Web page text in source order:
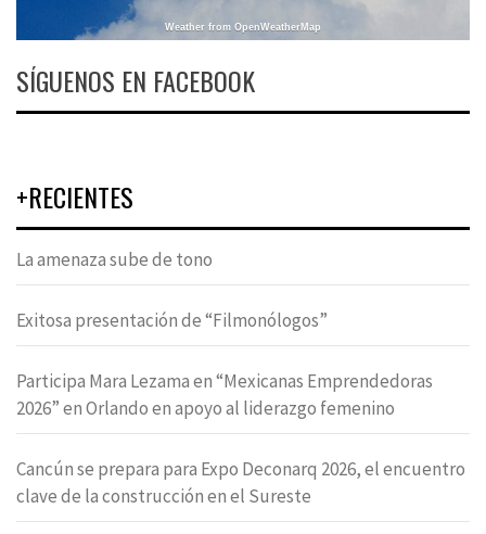
Weather from OpenWeatherMap
SÍGUENOS EN FACEBOOK
+RECIENTES
La amenaza sube de tono
Exitosa presentación de “Filmonólogos”
Participa Mara Lezama en “Mexicanas Emprendedoras
2026” en Orlando en apoyo al liderazgo femenino
Cancún se prepara para Expo Deconarq 2026, el encuentro
clave de la construcción en el Sureste